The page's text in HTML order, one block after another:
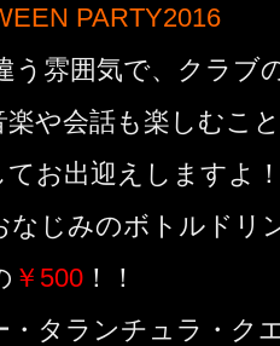
PARTY2016
う雰囲気で、クラブ
や会話も楽しむこ
お出迎えしますよ
なじみのボトルドリ
￥500 ！！
・タランチュラ・ク